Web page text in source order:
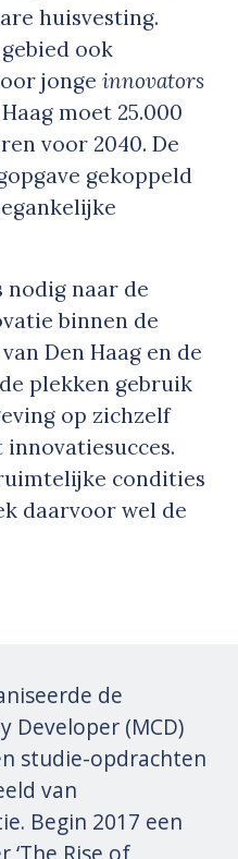
huisvesting.
ook
jonge innovators
moet 25.000
voor 2040. De
gekoppeld
naar de
binnen de
Den Haag en de
plekken gebruik
op zichzelf
condities
daarvoor wel de
de
Developer (MCD)
studie-opdrachten
van
Begin 2017 een